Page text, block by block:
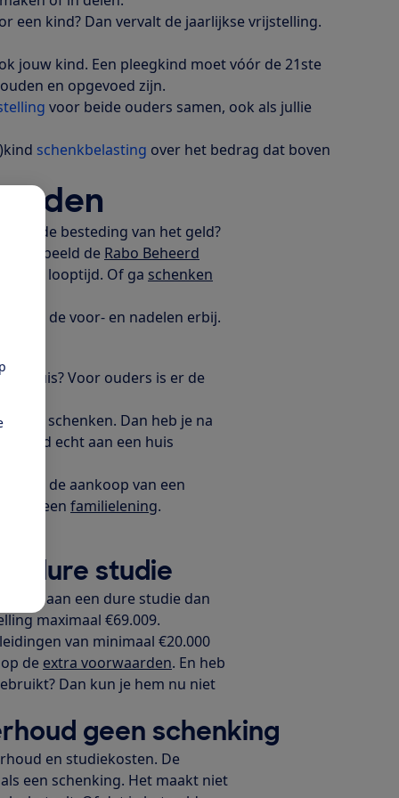
een kind? Dan vervalt de jaarlijkse vrijstelling.
jouw kind. Een pleegkind moet vóór de 21ste
en opgevoed zijn.
voor beide ouders samen, ook als jullie
schenkbelasting over het bedrag dat boven
de besteding van het geld?
de Rabo Beheerd
vaste looptijd. Of ga schenken
Met de voor- en nadelen erbij.
huis? Voor ouders is er de
schenken. Dan heb je na
geld echt aan een huis
bij de aankoop van een
van een familielening.
dure studie
aan een dure studie dan
maximaal €69.009.
van minimaal €20.000
de extra voorwaarden. En heb
Dan kun je hem nu niet
geen schenking
en studiekosten. De
een schenking. Het maakt niet